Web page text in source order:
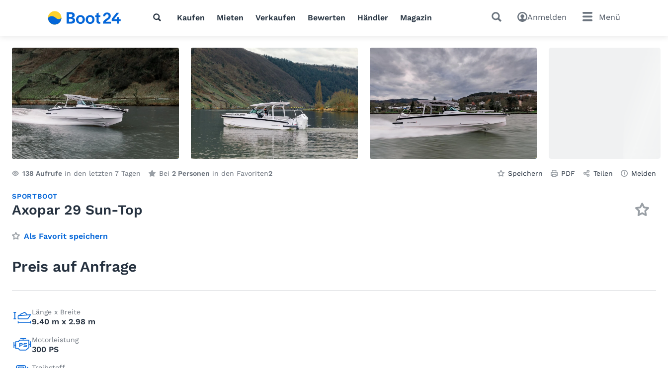
Kaufen Mieten Verkaufen Bewerten Händler Magazin Anmelden Menü
138 Aufrufe in den letzten 7 Tagen Bei 2 Personen in den Favoriten2 Speichern PDF Teilen Melden
SPORTBOOT
Axopar 29 Sun-Top
Als Favorit speichern
Preis auf Anfrage
Länge x Breite
9.40 m x 2.98 m
Motorleistung
300 PS